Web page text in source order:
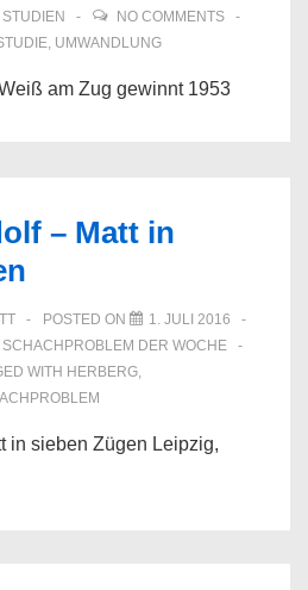
STUDIEN
NO COMMENTS
, UMWANDLUNG
am Zug gewinnt 1953
– Matt in
POSTED ON
1. JULI 2016
SCHACHPROBLEM DER WOCHE
WITH HERBERG,
in sieben Zügen Leipzig,